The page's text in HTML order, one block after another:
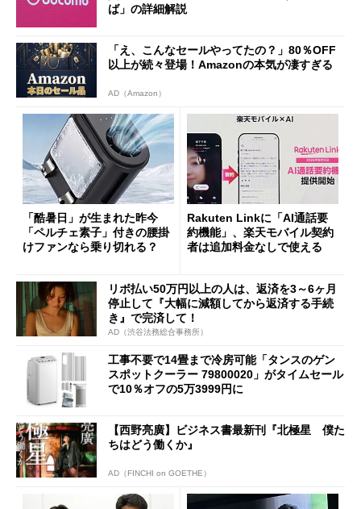
ば」の詳細解説
「え、こんなセールやってたの？」80％OFF
以上が続々登場！Amazonの本気が凄すぎる
AD（Amazon）
「酷暑日」が生まれた昨今
「ペルチェ素子」付きの腰掛
けファンなら乗り切れる？
Rakuten Linkに「AI通話要
約機能」、楽天モバイル契約
者は追加料金なしで使える
リボ払い50万円以上の人は、返済を3～6ヶ月
停止して『大幅に減額してから返済する手続
き』で完済して！
AD（渋谷法務総合事務所）
工事不要で14畳まで冷房可能「タンスのゲン
スポットクーラー 79800020」がタイムセール
で10％オフの5万3999円に
【西野亮廣】ビジネス書最新刊『北極星 僕た
ちはどう働くか』
AD（FINCHI on GOETHE）